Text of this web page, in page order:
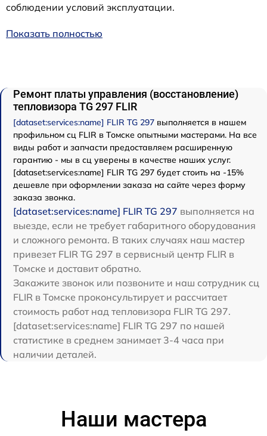
соблюдении условий эксплуатации.
Показать полностью
Ремонт платы управления (восстановление)
тепловизора TG 297 FLIR
[dataset:services:name] FLIR TG 297 выполняется в нашем
профильном сц FLIR в Томске опытными мастерами. На все
виды работ и запчасти предоставляем расширенную
гарантию - мы в сц уверены в качестве наших услуг.
[dataset:services:name] FLIR TG 297 будет стоить на -15%
дешевле при оформлении заказа на сайте через форму
заказа звонка.
[dataset:services:name] FLIR TG 297 выполняется на
выезде, если не требует габаритного оборудования
и сложного ремонта. В таких случаях наш мастер
привезет FLIR TG 297 в сервисный центр FLIR в
Томске и доставит обратно.
Закажите звонок или позвоните и наш сотрудник сц
FLIR в Томске проконсультирует и рассчитает
стоимость работ над тепловизора FLIR TG 297.
[dataset:services:name] FLIR TG 297 по нашей
статистике в среднем занимает 3-4 часа при
наличии деталей.
Наши мастера